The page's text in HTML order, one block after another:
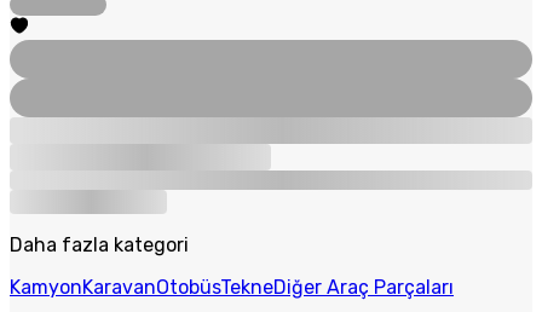
Daha fazla kategori
KamyonKaravanOtobüsTekneDiğer Araç Parçaları